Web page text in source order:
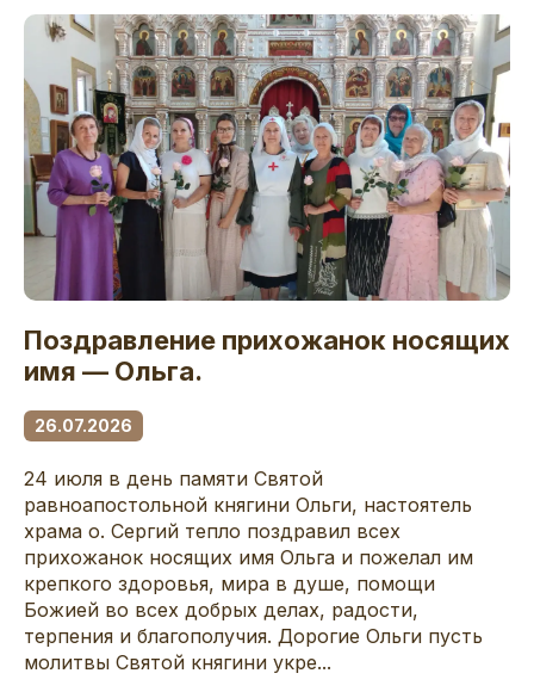
Поздравление прихожанок носящих
имя — Ольга.
26.07.2026
24 июля в день памяти Святой
равноапостольной княгини Ольги, настоятель
храма о. Сергий тепло поздравил всех
прихожанок носящих имя Ольга и пожелал им
крепкого здоровья, мира в душе, помощи
Божией во всех добрых делах, радости,
терпения и благополучия. Дорогие Ольги пусть
молитвы Святой княгини укре...